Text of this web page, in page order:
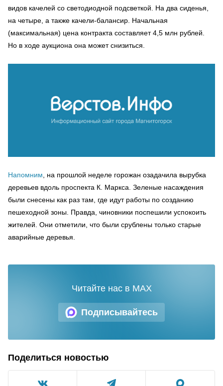
видов качелей со светодиодной подсветкой. На два сиденья,
на четыре, а также качели-балансир. Начальная
(максимальная) цена контракта составляет 4,5 млн рублей.
Но в ходе аукциона она может снизиться.
Напомним , на прошлой неделе горожан озадачила вырубка
деревьев вдоль проспекта К. Маркса. Зеленые насаждения
были снесены как раз там, где идут работы по созданию
пешеходной зоны. Правда, чиновники поспешили успокоить
жителей. Они отметили, что были срублены только старые
аварийные деревья.
Подписывайтесь
Читайте нас в MAX
Поделиться новостью